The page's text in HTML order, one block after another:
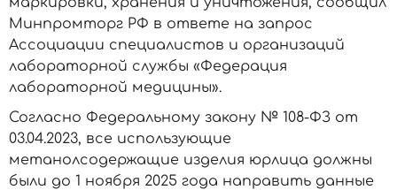
Минпромторг РФ в ответе на запрос
Ассоциации специалистов и организаций
лабораторной службы «Федерация
лабораторной медицины».
Согласно Федеральному закону № 108-ФЗ от
03.04.2023, все использующие
метанолсодержащие изделия юрлица должны
были до 1 ноября 2025 года направить данные